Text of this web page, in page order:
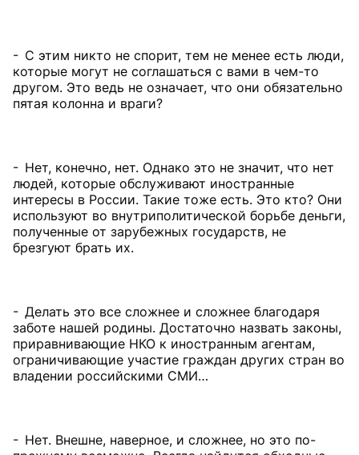
- С этим никто не спорит, тем не менее есть люди,
которые могут не соглашаться с вами в чем-то
другом. Это ведь не означает, что они обязательно
пятая колонна и враги?
- Нет, конечно, нет. Однако это не значит, что нет
людей, которые обслуживают иностранные
интересы в России. Такие тоже есть. Это кто? Они
используют во внутриполитической борьбе деньги,
полученные от зарубежных государств, не
брезгуют брать их.
- Делать это все сложнее и сложнее благодаря
заботе нашей родины. Достаточно назвать законы,
приравнивающие НКО к иностранным агентам,
ограничивающие участие граждан других стран во
владении российскими СМИ…
- Нет. Внешне, наверное, и сложнее, но это по-